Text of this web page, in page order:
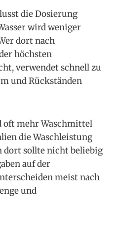
die Dosierung
wird weniger
dort nach
höchsten
verwendet schnell zu
und Rückständen
oft mehr Waschmittel
die Waschleistung
dort sollte nicht beliebig
auf der
meist nach
und